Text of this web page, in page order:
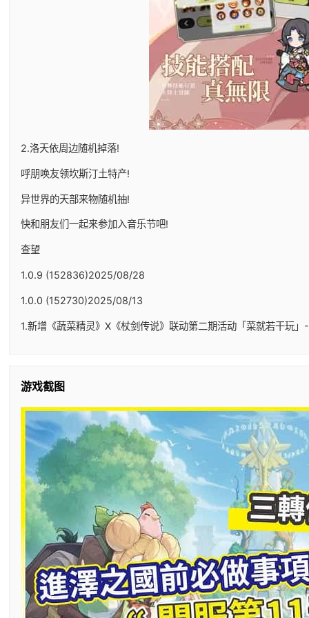
2.洛天依周边随机掉落!
呼朋唤友领坎斯汀土特产!
异世界的天部来物随机抽!
快和朋友们一起来参加入音乐节吧!
查望
1.0.9 (152836)2025/08/28
1.0.0 (152730)2025/08/13
1.新增《蔬菜精灵》X《杖剑传说》联动第二期活动「菜就若干玩
游戏截图